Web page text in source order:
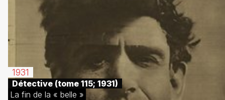
1931
Détective (tome 115; 1931)
La fin de la « belle »